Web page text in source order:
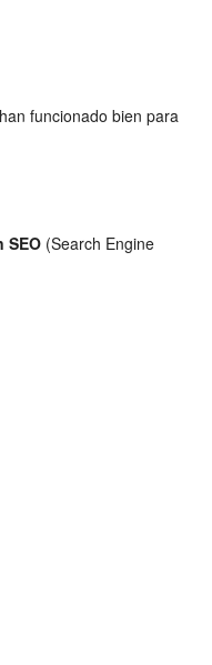
funcionado bien para
SEO (Search Engine